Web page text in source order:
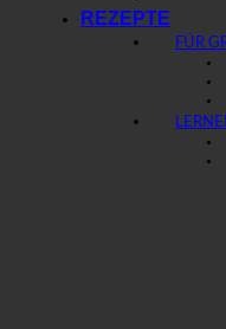
REZEPTE
FÜR